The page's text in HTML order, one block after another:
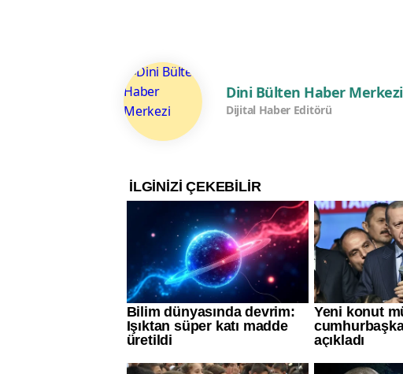
Dini Bülten Haber Merkezi
Dijital Haber Editörü